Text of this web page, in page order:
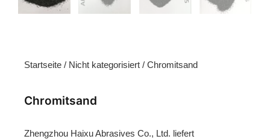
Startseite / Nicht kategorisiert / Chromitsand
Chromitsand
Zhengzhou Haixu Abrasives Co., Ltd. liefert